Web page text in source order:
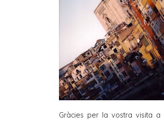
Gràcies per la vostra visita a